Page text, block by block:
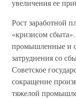
увеличения ее
Рост заработной
«кризисом
промышленные и
затруднения со
Советское
сокращение
тяжелой